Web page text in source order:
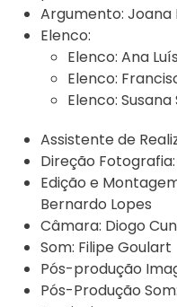
Argumento: Joana
Elenco:
Elenco: Ana
Elenco:
Elenco: Susana
Assistente de
Direção Fotografia:
Edição e
Bernardo Lopes
Câmara: Diogo
Som: Filipe Goulart
Pós-produção
Pós-Produção Som: